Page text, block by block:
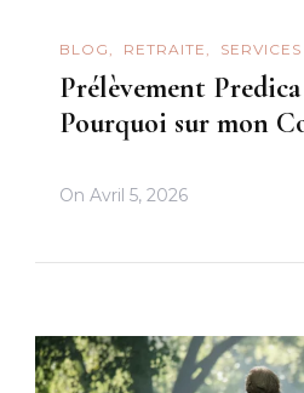
BLOG RETRAITE SERVICES
Prélèvement
Pourquoi sur mon
On Avril 5, 2026